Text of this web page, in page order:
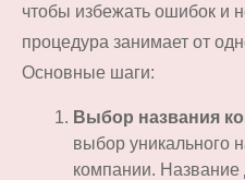
чтобы избежать ошибок и
процедура занимает от
Основные шаги:
Выбор названия
выбор уникального
компании.